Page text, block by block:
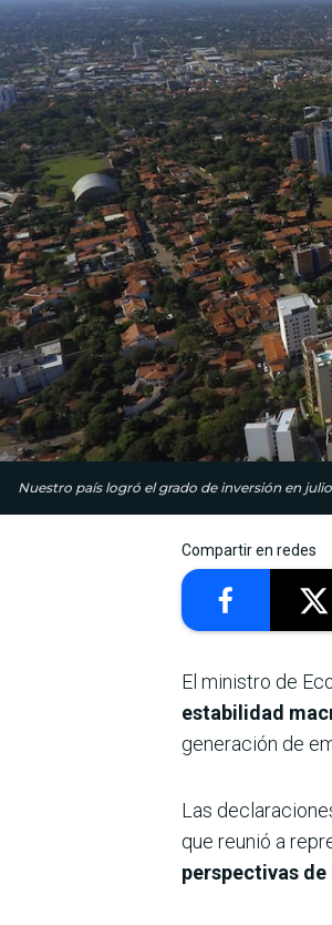
Nuestro país logró el grado de inversión en
Compartir en redes
El ministro de
estabilidad
generación de
Las
que reunió a
perspectivas